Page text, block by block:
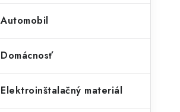
Automobil
Domácnosť
Elektroinštalačný materiál